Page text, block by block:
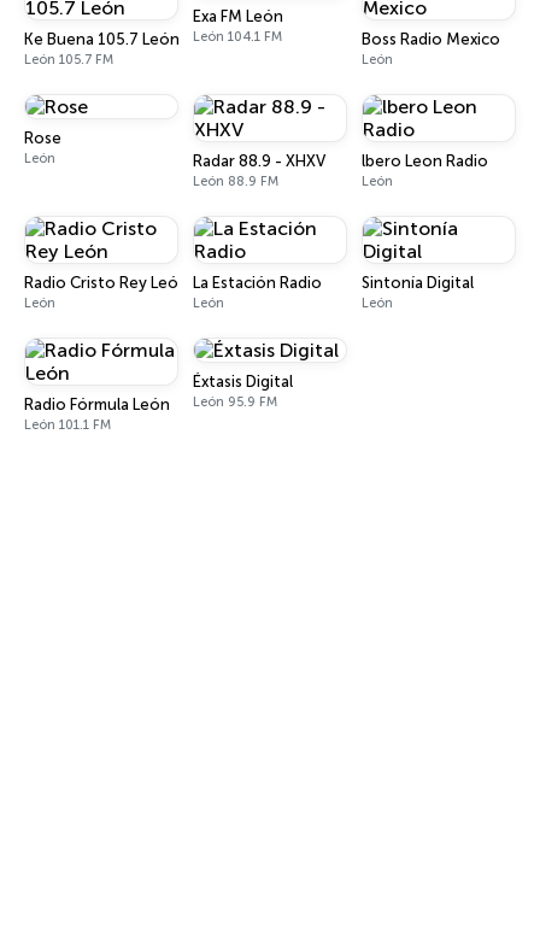
Ke Buena 105.7 León
León 105.7 FM
Exa FM León
León 104.1 FM Boss Radio Mexico
León
Rose
León Radar 88.9 - XHXV
León 88.9 FM
lbero Leon Radio
León
Radio Cristo Rey León
León
La Estación Radio
León
Sintonía Digital
León
Radio Fórmula León
León 101.1 FM
Éxtasis Digital
León 95.9 FM